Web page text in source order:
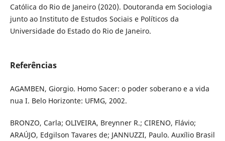
Católica do Rio de Janeiro (2020). Doutoranda em Sociologia
junto ao Instituto de Estudos Sociais e Políticos da
Universidade do Estado do Rio de Janeiro.
Referências
AGAMBEN, Giorgio. Homo Sacer: o poder soberano e a vida
nua I. Belo Horizonte: UFMG, 2002.
BRONZO, Carla; OLIVEIRA, Breynner R.; CIRENO, Flávio;
ARAÚJO, Edgilson Tavares de; JANNUZZI, Paulo. Auxílio Brasil